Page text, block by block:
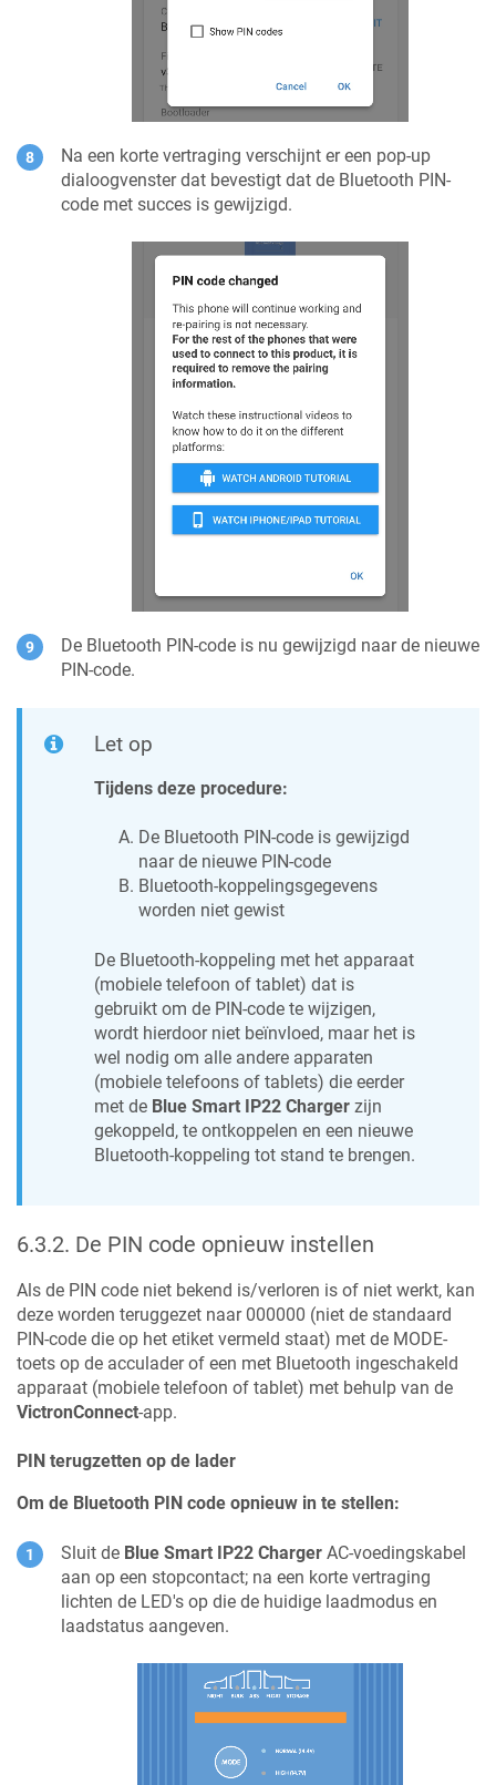
Na een korte vertraging verschijnt er een pop-up
dialoogvenster dat bevestigt dat de Bluetooth PIN-
code met succes is gewijzigd.
De Bluetooth PIN-code is nu gewijzigd naar de nieuwe
PIN-code.
Let op
Tijdens deze procedure:
De Bluetooth PIN-code is gewijzigd
naar de nieuwe PIN-code
Bluetooth-koppelingsgegevens
worden niet gewist
De Bluetooth-koppeling met het apparaat
(mobiele telefoon of tablet) dat is
gebruikt om de PIN-code te wijzigen,
wordt hierdoor niet beïnvloed, maar het is
wel nodig om alle andere apparaten
(mobiele telefoons of tablets) die eerder
met de Blue Smart IP22 Charger zijn
gekoppeld, te ontkoppelen en een nieuwe
Bluetooth-koppeling tot stand te brengen.
6.3.2. De PIN code opnieuw instellen
Als de PIN code niet bekend is/verloren is of niet werkt, kan
deze worden teruggezet naar 000000 (niet de standaard
PIN-code die op het etiket vermeld staat) met de MODE-
toets op de acculader of een met Bluetooth ingeschakeld
apparaat (mobiele telefoon of tablet) met behulp van de
VictronConnect-app.
PIN terugzetten op de lader
Om de Bluetooth PIN code opnieuw in te stellen:
Sluit de Blue Smart IP22 Charger AC-voedingskabel
aan op een stopcontact; na een korte vertraging
lichten de LED's op die de huidige laadmodus en
laadstatus aangeven.